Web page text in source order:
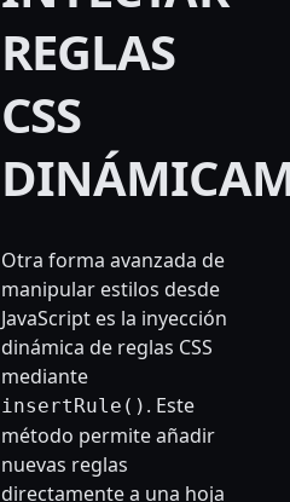
REGLAS
CSS
Otra forma avanzada de
manipular estilos desde
JavaScript es la inyección
dinámica de reglas CSS
mediante
insertRule() . Este
método permite añadir
nuevas reglas
directamente a una hoja